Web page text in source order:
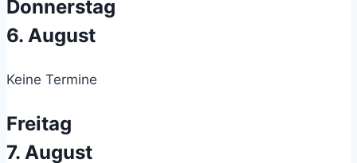
Donnerstag
6. August
Keine Termine
Freitag
7. August